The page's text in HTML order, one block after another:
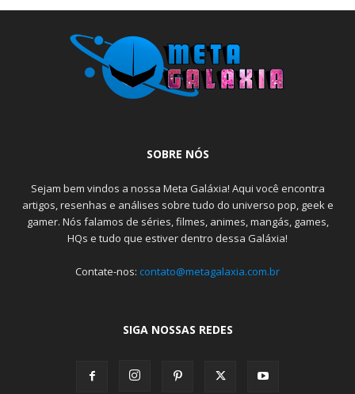
SOBRE NÓS
Sejam bem vindos a nossa Meta Galáxia! Aqui você encontra
artigos, resenhas e análises sobre tudo do universo pop, geek e
gamer. Nós falamos de séries, filmes, animes, mangás, games,
HQs e tudo que estiver dentro dessa Galáxia!
Contate-nos: contato@metagalaxia.com.br
SIGA NOSSAS REDES